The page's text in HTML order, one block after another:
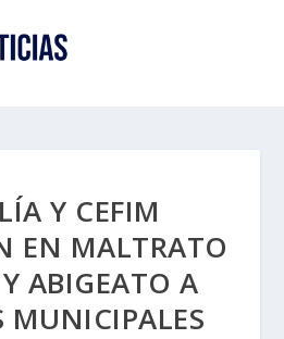
Y CEFIM
EN MALTRATO
ABIGEATO A
MUNICIPALES